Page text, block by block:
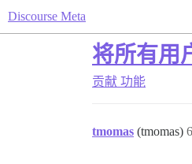
Discourse Meta
将所有用
贡献 功能
tmomas (tmomas) 6